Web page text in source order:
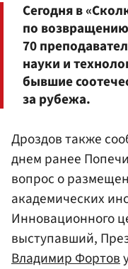
Сегодня в
по
70
науки и
бывшие
за рубежа.
Дроздов также
днем ранее
вопрос о
академических
Инновационного
выступавший,
Владимир Фортов